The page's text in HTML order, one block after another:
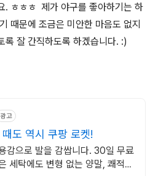
. ㅎㅎㅎ 제가 야구를 좋아하기는 하
때문에 조금은 미안한 마음도 없지
록 잘 간직하도록 하겠습니다. :)
광고
도 역시 쿠팡 로켓!
감으로 발을 감쌉니다. 30일 무료
세탁에도 변형 없는 양말, 쾌적한